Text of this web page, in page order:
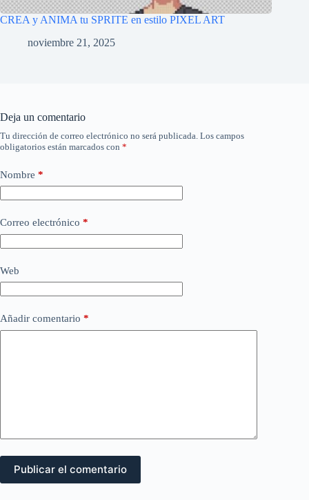
CREA y ANIMA tu SPRITE en estilo PIXEL ART
noviembre 21, 2025
Deja un comentario
Tu dirección de correo electrónico no será publicada. Los campos
obligatorios están marcados con *
Nombre *
Correo electrónico *
Web
Añadir comentario *
Publicar el comentario